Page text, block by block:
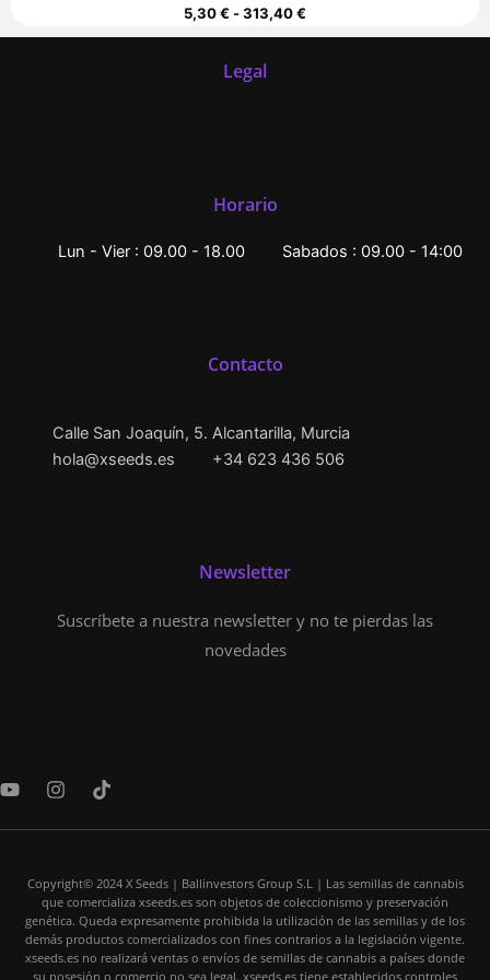
5,30€-313,40€
Legal
Horario
Lun - Vier : 09.00 - 18.00 Sabados : 09.00 - 14:00
Contacto
Calle San Joaquín, 5. Alcantarilla, Murcia
hola@xseeds.es
+34 623 436 506
Newsletter
Suscríbete a nuestra newsletter y no te pierdas las
novedades
Y
u
I
s
g
r
a
m
T
k
k
Copyright© 2024 X Seeds | Ballinvestors Group S.L | Las semillas de cannabis
que comercializa xseeds.es son objetos de coleccionismo y preservación
genética. Queda expresamente prohibida la utilización de las semillas y de los
demás productos comercializados con fines contrarios a la legislación vigente.
xseeds.es no realizará ventas o envíos de semillas de cannabis a países donde
su posesión o comercio no sea legal. xseeds.es tiene establecidos controles